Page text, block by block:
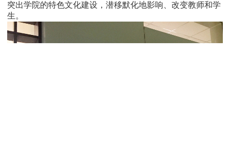
突出学院的特色文化建设，潜移默化地影响、改变教师和学
生。